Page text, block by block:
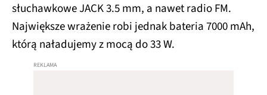
słuchawkowe JACK 3.5 mm, a nawet radio FM.
Największe wrażenie robi jednak bateria 7000 mAh,
którą naładujemy z mocą do 33 W.